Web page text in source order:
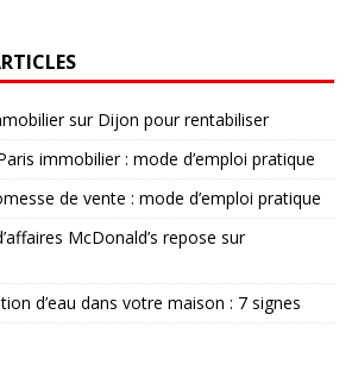
sur Dijon pour rentabiliser
immobilier : mode d’emploi pratique
de vente : mode d’emploi pratique
McDonald’s repose sur
d’eau dans votre maison : 7 signes